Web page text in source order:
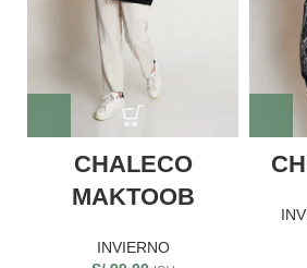
CHALECO
MAKTOOB
INVIERNO